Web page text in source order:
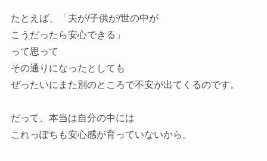
たとえば、「夫が/子供が/世の中が
こうだったら安心できる」
って思って
その通りになったとしても
ぜったいにまた別のところで不安が出てくるのです。
だって、本当は自分の中には
これっぽちも安心感が育っていないから。